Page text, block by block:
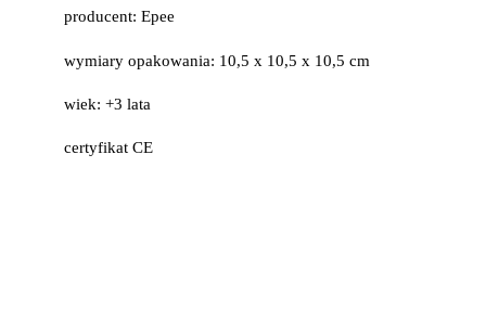
producent: Epee
wymiary opakowania: 10,5 x 10,5 x 10,5 cm
wiek: +3 lata
certyfikat CE